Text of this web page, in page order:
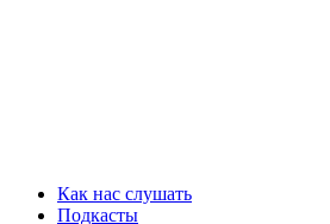
Как нас слушать
Подкасты